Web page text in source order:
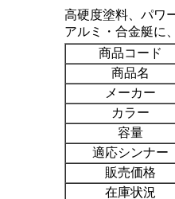
高硬度塗料、パワ
アルミ・合金艇に
商品コード
商品名
メーカー
カラー
容量
適応シンナー
販売価格
在庫状況